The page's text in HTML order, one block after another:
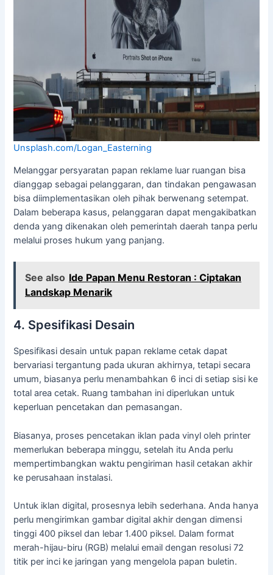
Unsplash.com/Logan_Easterning
Melanggar persyaratan papan reklame luar ruangan bisa
dianggap sebagai pelanggaran, dan tindakan pengawasan
bisa diimplementasikan oleh pihak berwenang setempat.
Dalam beberapa kasus, pelanggaran dapat mengakibatkan
denda yang dikenakan oleh pemerintah daerah tanpa perlu
melalui proses hukum yang panjang.
See also Ide Papan Menu Restoran : Ciptakan
Landskap Menarik
4. Spesifikasi Desain
Spesifikasi desain untuk papan reklame cetak dapat
bervariasi tergantung pada ukuran akhirnya, tetapi secara
umum, biasanya perlu menambahkan 6 inci di setiap sisi ke
total area cetak. Ruang tambahan ini diperlukan untuk
keperluan pencetakan dan pemasangan.
Biasanya, proses pencetakan iklan pada vinyl oleh printer
memerlukan beberapa minggu, setelah itu Anda perlu
mempertimbangkan waktu pengiriman hasil cetakan akhir
ke perusahaan instalasi.
Untuk iklan digital, prosesnya lebih sederhana. Anda hanya
perlu mengirimkan gambar digital akhir dengan dimensi
tinggi 400 piksel dan lebar 1.400 piksel. Dalam format
merah-hijau-biru (RGB) melalui email dengan resolusi 72
titik per inci ke jaringan yang mengelola papan buletin.